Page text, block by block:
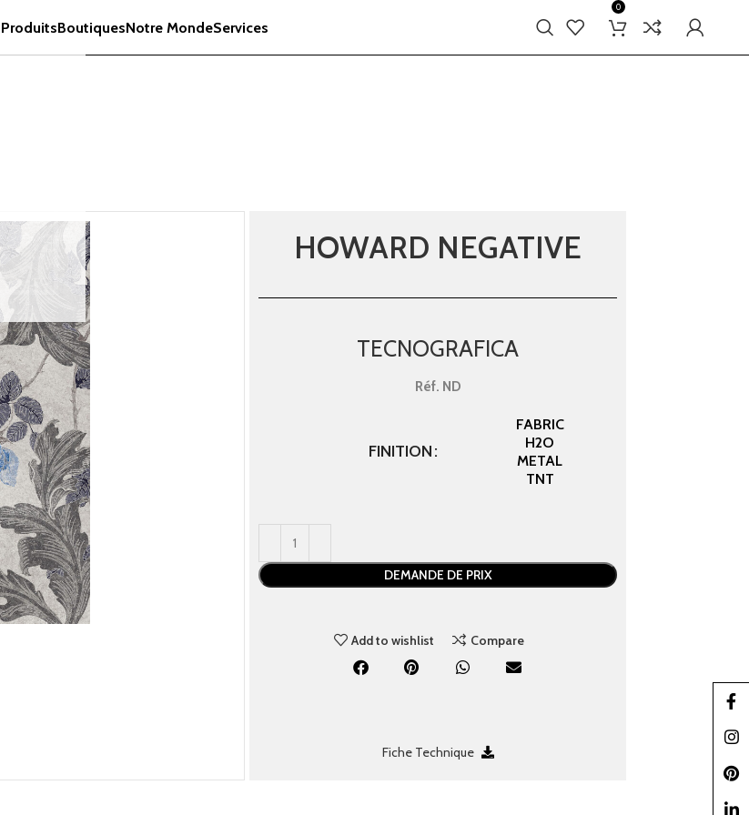
ProduitsBoutiquesNotre MondeServices
0
HOWARD NEGATIVE
TECNOGRAFICA
Réf. ND
FINITION
FABRIC
H2O
METAL
TNT
DEMANDE DE PRIX
Add to wishlist Compare
Fiche Technique